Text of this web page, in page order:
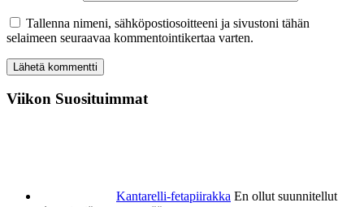
Tallenna nimeni, sähköpostiosoitteeni ja sivustoni tähän
selaimeen seuraavaa kommentointikertaa varten.
Viikon Suosituimmat
Kantarelli-fetapiirakka En ollut suunnitellut